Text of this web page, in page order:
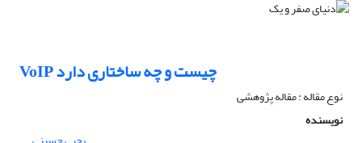
VoIP چیست و چه ساختاری دارد
نوع مقاله : مقاله پژوهشی
نویسنده